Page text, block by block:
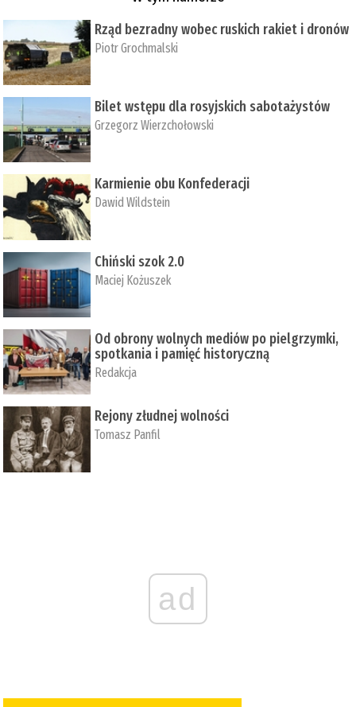
Rząd bezradny wobec ruskich rakiet i dronów
Piotr Grochmalski
Bilet wstępu dla rosyjskich sabotażystów
Grzegorz Wierzchołowski
Karmienie obu Konfederacji
Dawid Wildstein
Chiński szok 2.0
Maciej Kożuszek
Od obrony wolnych mediów po pielgrzymki,
spotkania i pamięć historyczną
Redakcja
Rejony złudnej wolności
Tomasz Panfil
ad